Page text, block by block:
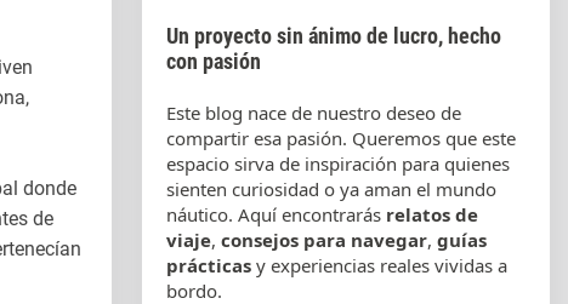
donde
de
Un proyecto sin ánimo de lucro, hecho
con pasión
Este blog nace de nuestro deseo de
compartir esa pasión. Queremos que este
espacio sirva de inspiración para quienes
sienten curiosidad o ya aman el mundo
náutico. Aquí encontrarás relatos de
viaje, consejos para navegar, guías
prácticas y experiencias reales vividas a
bordo.